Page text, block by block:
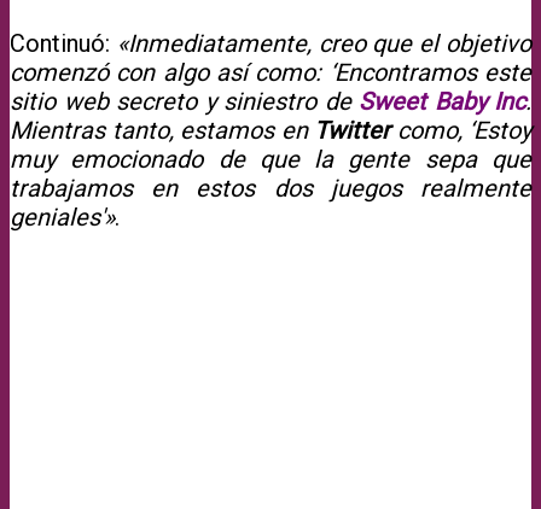
Continuó: «Inmediatamente, creo que el objetivo
comenzó con algo así como: ‘Encontramos este
sitio web secreto y siniestro de Sweet Baby Inc.
Mientras tanto, estamos en Twittercomo, ‘Estoy
muy emocionado de que la gente sepa que
trabajamos en estos dos juegos realmente
geniales'».